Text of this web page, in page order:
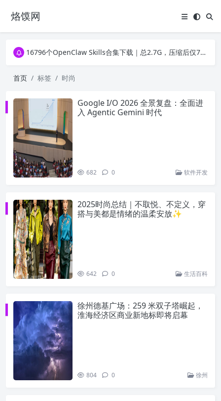
烙馍网
16796个OpenClaw Skills合集下载｜总2.7G，压缩后仅738M，覆盖全场景技能
16796个OpenClaw Skills合集下载｜总2.7G，压缩后仅738M，覆盖全场景技能
首页
标签 时尚
Google I/O 2026 全景复盘：全面进
入 Agentic Gemini 时代
682 0 软件开发
2025时尚总结｜不取悦、不定义，穿
搭与美都是情绪的温柔安放✨
642 0 生活百科
徐州德基广场：259 米双子塔崛起，
淮海经济区商业新地标即将启幕
804 0 徐州